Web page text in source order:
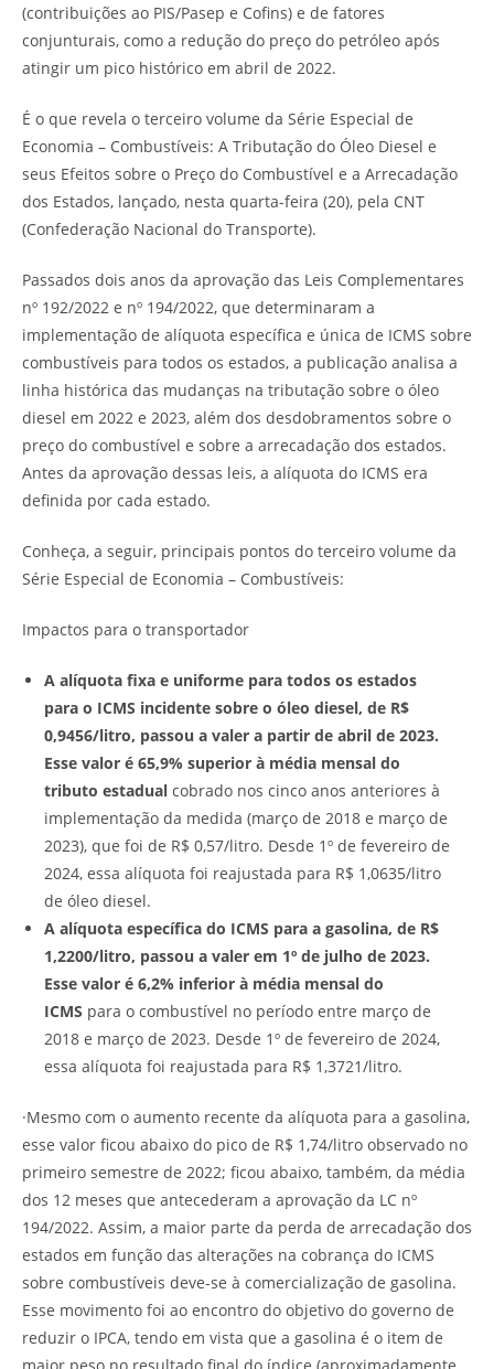
(contribuições ao PIS/Pasep e Cofins) e de fatores
conjunturais, como a redução do preço do petróleo após
atingir um pico histórico em abril de 2022.
É o que revela o terceiro volume da Série Especial de
Economia – Combustíveis: A Tributação do Óleo Diesel e
seus Efeitos sobre o Preço do Combustível e a Arrecadação
dos Estados, lançado, nesta quarta-feira (20), pela CNT
(Confederação Nacional do Transporte).
Passados dois anos da aprovação das Leis Complementares
nº 192/2022 e nº 194/2022, que determinaram a
implementação de alíquota específica e única de ICMS sobre
combustíveis para todos os estados, a publicação analisa a
linha histórica das mudanças na tributação sobre o óleo
diesel em 2022 e 2023, além dos desdobramentos sobre o
preço do combustível e sobre a arrecadação dos estados.
Antes da aprovação dessas leis, a alíquota do ICMS era
definida por cada estado.
Conheça, a seguir, principais pontos do terceiro volume da
Série Especial de Economia – Combustíveis:
Impactos para o transportador
A alíquota fixa e uniforme para todos os estados
para o ICMS incidente sobre o óleo diesel, de R$
0,9456/litro, passou a valer a partir de abril de 2023.
Esse valor é 65,9% superior à média mensal do
tributo estadual cobrado nos cinco anos anteriores à
implementação da medida (março de 2018 e março de
2023), que foi de R$ 0,57/litro. Desde 1º de fevereiro de
2024, essa alíquota foi reajustada para R$ 1,0635/litro
de óleo diesel.
A alíquota específica do ICMS para a gasolina, de R$
1,2200/litro, passou a valer em 1º de julho de 2023.
Esse valor é 6,2% inferior à média mensal do
ICMS para o combustível no período entre março de
2018 e março de 2023. Desde 1º de fevereiro de 2024,
essa alíquota foi reajustada para R$ 1,3721/litro.
·Mesmo com o aumento recente da alíquota para a gasolina,
esse valor ficou abaixo do pico de R$ 1,74/litro observado no
primeiro semestre de 2022; ficou abaixo, também, da média
dos 12 meses que antecederam a aprovação da LC nº
194/2022. Assim, a maior parte da perda de arrecadação dos
estados em função das alterações na cobrança do ICMS
sobre combustíveis deve-se à comercialização de gasolina.
Esse movimento foi ao encontro do objetivo do governo de
reduzir o IPCA, tendo em vista que a gasolina é o item de